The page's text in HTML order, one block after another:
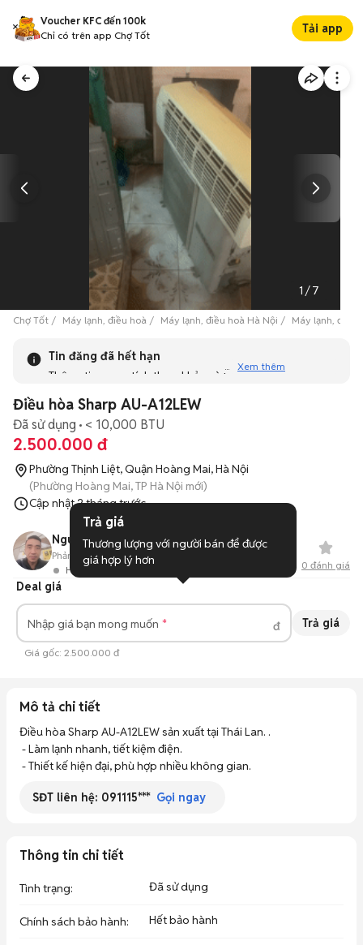
Voucher KFC đến 100k
Chỉ có trên app Chợ Tốt
Tải app
1 /7
Chợ Tốt Máy lạnh, điều hoà Máy lạnh, điều hoà Hà Nội Máy lạnh, điều
Tin đăng đã hết hạn
Thông tin mang tính tham khảo và bạn không thể liên hệ
tương tự khác dưới đây nhé!
Xem thêm
Điều hòa Sharp AU-A12LEW
Đã sử dụng < 10,000 BTU
2.500.000 đ
Phường Thịnh Liệt, Quận Hoàng Mai, Hà Nội
(Phường Hoàng Mai, TP Hà Nội mới)
Cập nhật2 tháng trước
Nguyen ngoc Quang
Hoạt động 25 ngày trước
Phản hồi: -- 0Đã bán
0 đánh giá
Deal giá
Nhập giá bạn mong muốn đ Trả giá
Giá gốc: 2.500.000 đ
Mô tả chi tiết
Điều hòa Sharp AU-A12LEW sản xuất tại Thái Lan. .
- Thiết kế hiện đại, phù hợp nhiều không gian.
SĐT liên hệ: 091115*** Gọi ngay
Thông tin chi tiết
Tình trạng: Đã sử dụng
Chính sách bảo hành: Hết bảo hành
Trả giá
Thương lượng với người bán để được
giá hợp lý hơn